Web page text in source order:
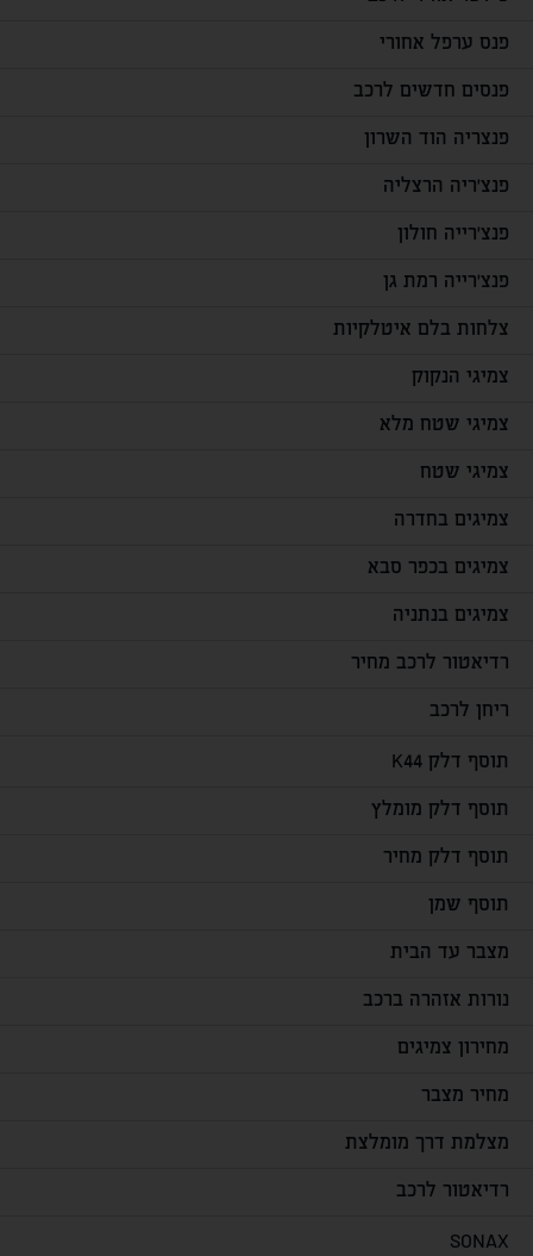
פנס ערפל אחורי
פנסים חדשים לרכב
פנצריה הוד השרון
פנצ'ריה הרצליה
פנצ'רייה חולון
פנצ'רייה רמת גן
צלחות בלם איטלקיות
צמיגי הנקוק
צמיגי שטח מלא
צמיגי שטח
צמיגים בחדרה
צמיגים בכפר סבא
צמיגים בנתניה
רדיאטור לרכב מחיר
ריחן לרכב
תוסף דלק K44
תוסף דלק מומלץ
תוסף דלק מחיר
תוסף שמן
מצבר עד הבית
נורות אזהרה ברכב
מחירון צמיגים
מחיר מצבר
מצלמת דרך מומלצת
רדיאטור לרכב
SONAX